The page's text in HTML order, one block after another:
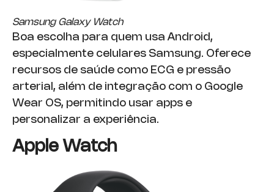
Samsung Galaxy Watch
Boa escolha para quem usa Android,
especialmente celulares Samsung. Oferece
recursos de saúde como ECG e pressão
arterial, além de integração com o Google
Wear OS, permitindo usar apps e
personalizar a experiência.
Apple Watch